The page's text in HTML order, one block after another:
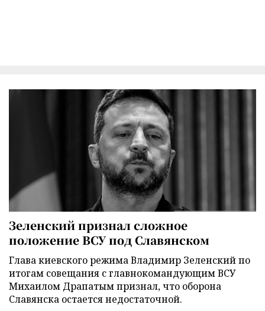
Зеленский признал сложное
положение ВСУ под Славянском
Глава киевского режима Владимир Зеленский по
итогам совещания с главнокомандующим ВСУ
Михаилом Драпатым признал, что оборона
Славянска остается недостаточной.